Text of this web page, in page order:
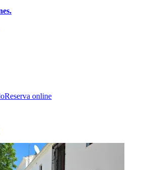
Reserva online